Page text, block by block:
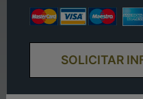
SOLICITAR